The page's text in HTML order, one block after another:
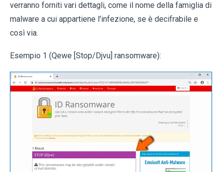
verranno forniti vari dettagli, come il nome della famiglia di
malware a cui appartiene l'infezione, se è decifrabile e
così via.
Esempio 1 (Qewe [Stop/Djvu] ransomware):